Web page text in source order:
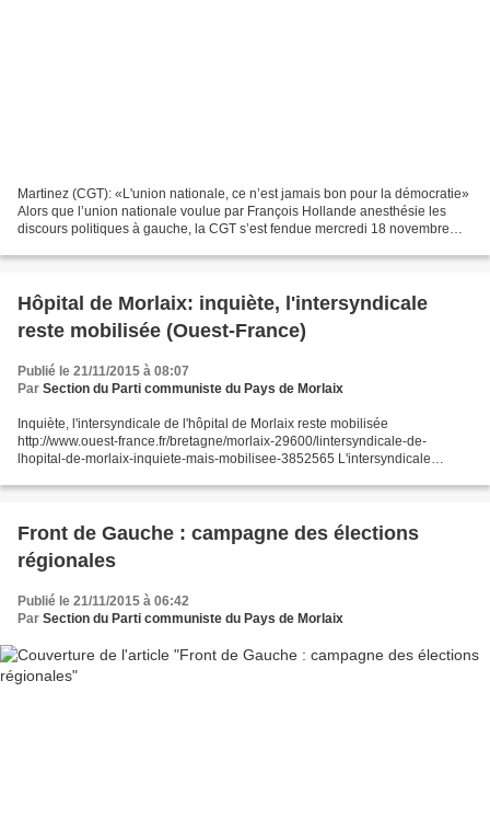
Martinez (CGT): «L'union nationale, ce n’est jamais bon pour la démocratie»
Alors que l’union nationale voulue par François Hollande anesthésie les
discours politiques à gauche, la CGT s’est fendue mercredi 18 novembre
Hôpital de Morlaix: inquiète, l'intersyndicale
reste mobilisée (Ouest-France)
Publié le 21/11/2015 à 08:07
Par Section du Parti communiste du Pays de Morlaix
Inquiète, l'intersyndicale de l'hôpital de Morlaix reste mobilisée
http://www.ouest-france.fr/bretagne/morlaix-29600/lintersyndicale-de-
lhopital-de-morlaix-inquiete-mais-mobilisee-3852565 L'intersyndicale
Front de Gauche : campagne des élections
régionales
Publié le 21/11/2015 à 06:42
Par Section du Parti communiste du Pays de Morlaix